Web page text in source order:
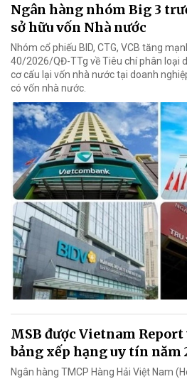
Ngân hàng nhóm Big 3
sở hữu vốn Nhà nước
Nhóm cổ phiếu BID, CTG, VCB tăng
40/2026/QĐ-TTg về Tiêu chí phân loại
cơ cấu lại vốn nhà nước tại doanh
có vốn nhà nước.
MSB được Vietnam
bảng xếp hạng uy tín năm
Ngân hàng TMCP Hàng Hải Việt Nam